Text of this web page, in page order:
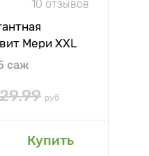
10 отзывов
Мери XXL
саж
29.99 руб
Купить